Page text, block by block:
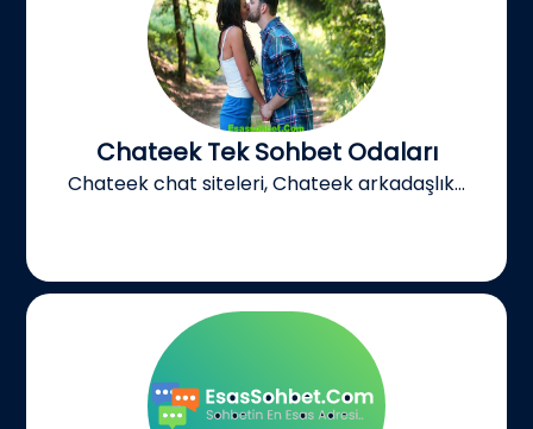
Chateek Tek Sohbet Odaları
Chateek chat siteleri, Chateek arkadaşlık...